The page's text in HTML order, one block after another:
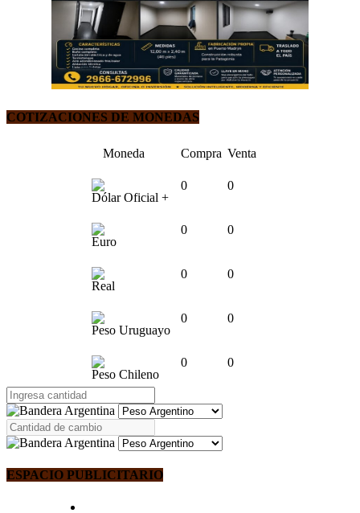
COTIZACIONES DE MONEDAS
Moneda Compra Venta
Dólar Oficial +
0 0
Euro
0 0
Real
0 0
Peso Uruguayo
0 0
Peso Chileno
0 0
ESPACIO PUBLICITARIO